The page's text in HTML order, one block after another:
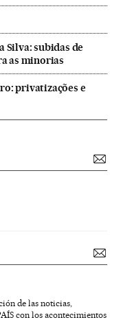
Silva: subidas de
as minorias
privatizações e
de las noticias,
con los acontecimientos